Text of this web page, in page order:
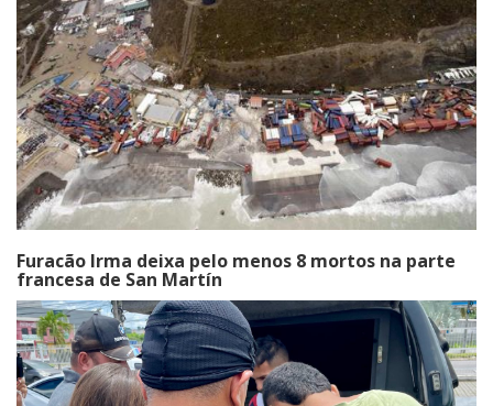
Furacão Irma deixa pelo menos 8 mortos na parte
francesa de San Martín